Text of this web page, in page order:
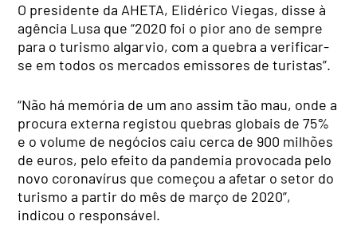
O presidente da AHETA, Elidérico Viegas, disse à
agência Lusa que “2020 foi o pior ano de sempre
para o turismo algarvio, com a quebra a verificar-
se em todos os mercados emissores de turistas”.
“Não há memória de um ano assim tão mau, onde a
procura externa registou quebras globais de 75%
e o volume de negócios caiu cerca de 900 milhões
de euros, pelo efeito da pandemia provocada pelo
novo coronavírus que começou a afetar o setor do
turismo a partir do mês de março de 2020”,
indicou o responsável.